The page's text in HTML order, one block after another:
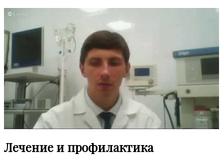
Лечение и профилактика